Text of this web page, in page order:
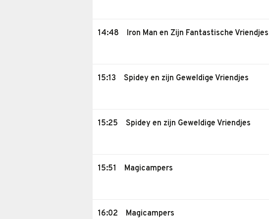
14:48 Iron Man en Zijn Fantastische Vriendjes
15:13 Spidey en zijn Geweldige Vriendjes
15:25 Spidey en zijn Geweldige Vriendjes
15:51 Magicampers
16:02 Magicampers